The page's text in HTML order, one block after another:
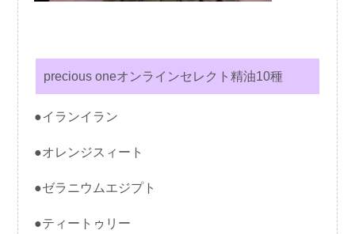
precious oneオンラインセレクト精油10種
●イランイラン
●オレンジスィート
●ゼラニウムエジプト
●ティートゥリー